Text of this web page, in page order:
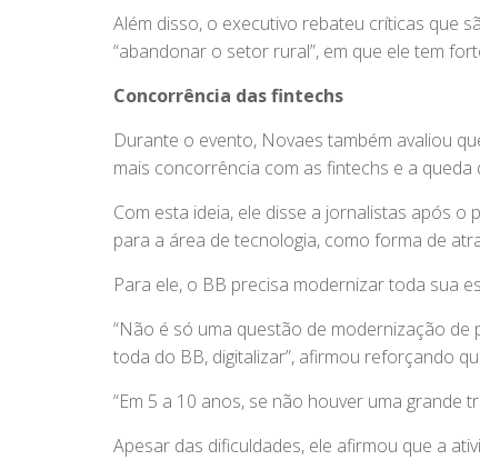
Além disso, o executivo rebateu críticas que
“abandonar o setor rural”, em que ele tem
Concorrência das fintechs
Durante o evento, Novaes também avaliou
mais concorrência com as fintechs e a queda
Com esta ideia, ele disse a jornalistas após
para a área de tecnologia, como forma de
Para ele, o BB precisa modernizar toda sua
“Não é só uma questão de modernização
toda do BB, digitalizar”, afirmou reforçando
“Em 5 a 10 anos, se não houver uma
Apesar das dificuldades, ele afirmou que a